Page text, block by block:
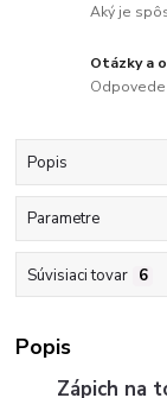
Aký je
Otázky a
Odpovede
Popis
Parametre
Súvisiaci tovar 6
Popis
Zápich na